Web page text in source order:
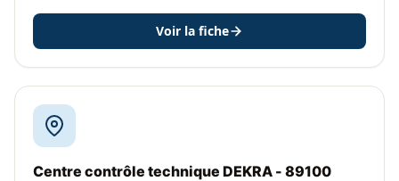
Voir la fiche
Centre contrôle technique DEKRA - 89100